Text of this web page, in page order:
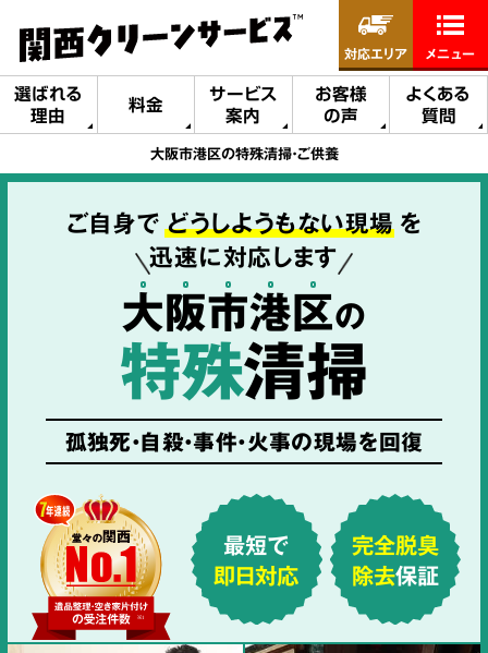
選ばれる
理由
料金
サービス
案内
お客様
の声
よくある
質問
対応エリア メニュー
大阪市港区の特殊清掃・ご供養
ご自身で どうしようもない現場 を
迅速に対応します
大阪市港区の
特殊清掃
孤独死・自殺・事件・火事の現場を回復
最短で
即日対応
完全脱臭
除去保証